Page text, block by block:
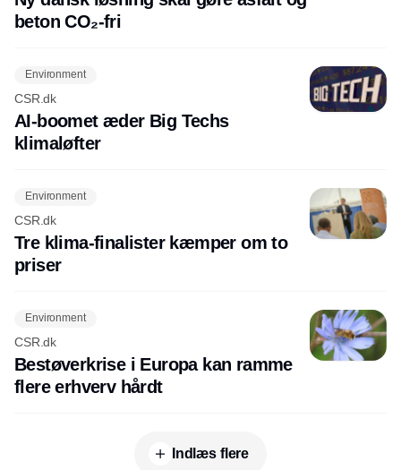
beton CO₂-fri
Environment
CSR.dk
AI-boomet æder Big Techs
klimaløfter
Environment
CSR.dk
Tre klima-finalister kæmper om to
priser
Environment
CSR.dk
Bestøverkrise i Europa kan ramme
flere erhverv hårdt
Indlæs flere